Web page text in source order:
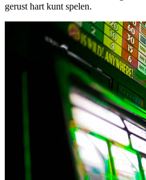
gerust hart kunt spelen.